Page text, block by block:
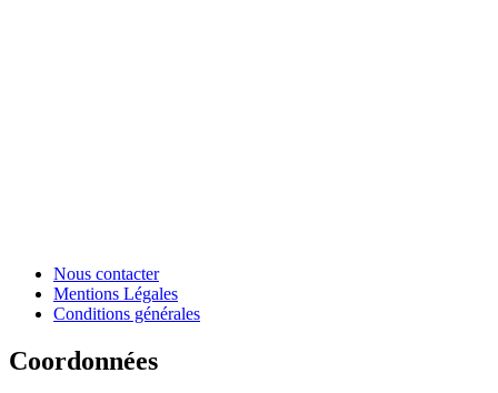
Nous contacter
Mentions Légales
Conditions générales
Coordonnées